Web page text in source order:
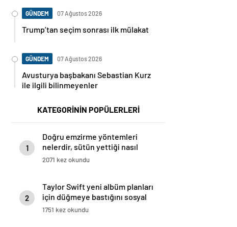
GÜNDEM 07 Ağustos 2026
Trump’tan seçim sonrası ilk mülakat
GÜNDEM 07 Ağustos 2026
Avusturya başbakanı Sebastian Kurz
ile ilgili bilinmeyenler
KATEGORİNİN POPÜLERLERİ
1
Doğru emzirme yöntemleri
nelerdir, sütün yettiği nasıl
anlaşılır?
2071 kez okundu
2
Taylor Swift yeni albüm planları
için düğmeye bastığını sosyal
medyadan duyurdu!
1751 kez okundu